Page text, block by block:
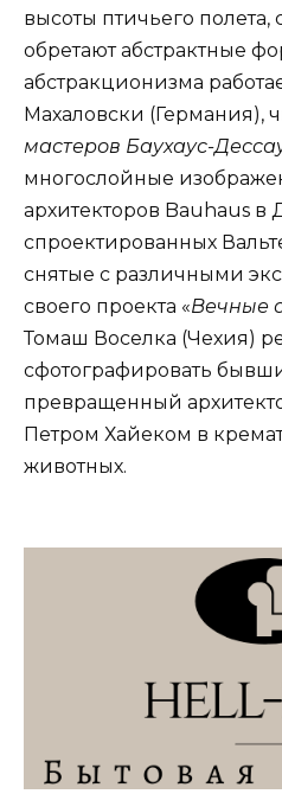
высоты птичьего полета,
обретают абстрактные
абстракционизма
Махаловски (Германия),
мастеров Баухаус-
многослойные
архитекторов Bauhaus в
спроектированных
снятые с различными
своего проекта «Вечные
Томаш Воселка (Чехия)
сфотографировать
превращенный
Петром Хайеком в
животных.